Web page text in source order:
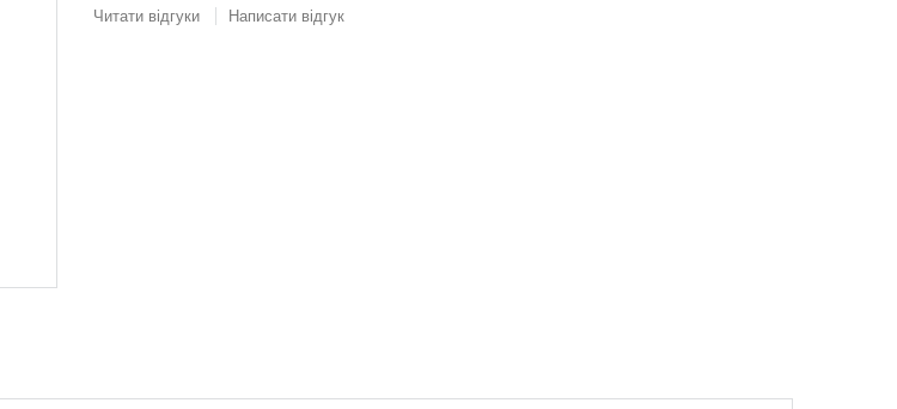
Читати відгуки Написати відгук